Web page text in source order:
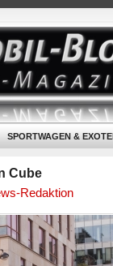
SPORTWAGEN &
Cube
Redaktion